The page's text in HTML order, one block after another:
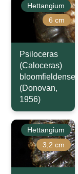
Hettangium
6 cm
Psiloceras
(Caloceras)
bloomfieldense
(Donovan,
1956)
Hettangium
3,2 cm